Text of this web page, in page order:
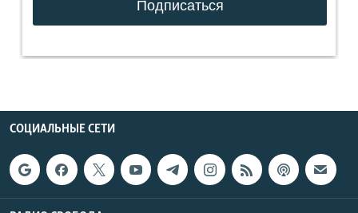
СОЦИАЛЬНЫЕ СЕТИ